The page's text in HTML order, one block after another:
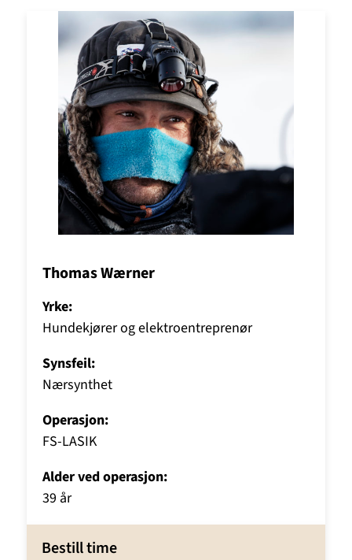
Thomas Wærner
Yrke:
Hundekjører og elektroentreprenør
Synsfeil:
Nærsynthet
Operasjon:
FS-LASIK
Alder ved operasjon:
39 år
Bestill time